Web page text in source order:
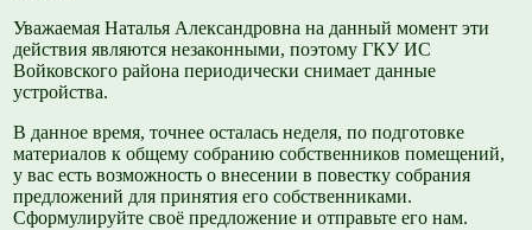
Уважаемая Наталья Александровна на данный момент эти
действия являются незаконными, поэтому ГКУ ИС
Войковского района периодически снимает данные
устройства.
В данное время, точнее осталась неделя, по подготовке
материалов к общему собранию собственников помещений,
у вас есть возможность о внесении в повестку собрания
предложений для принятия его собственниками.
Сформулируйте своё предложение и отправьте его нам.